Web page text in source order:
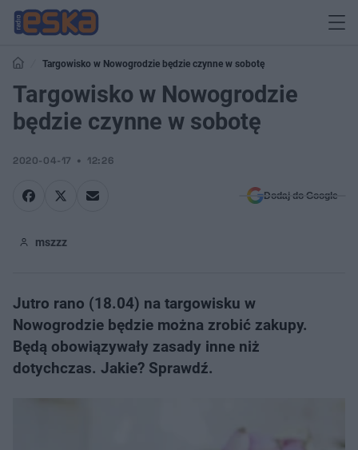
Targowisko w Nowogrodzie będzie czynne w sobotę
Targowisko w Nowogrodzie
będzie czynne w sobotę
2020-04-17 12:26
Dodaj do Google
mszzz
Jutro rano (18.04) na targowisku w
Nowogrodzie będzie można zrobić zakupy.
Będą obowiązywały zasady inne niż
dotychczas. Jakie? Sprawdź.